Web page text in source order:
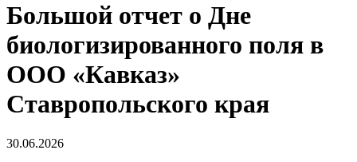
Большой отчет о Дне
биологизированного поля в
ООО «Кавказ»
Ставропольского края
30.06.2026